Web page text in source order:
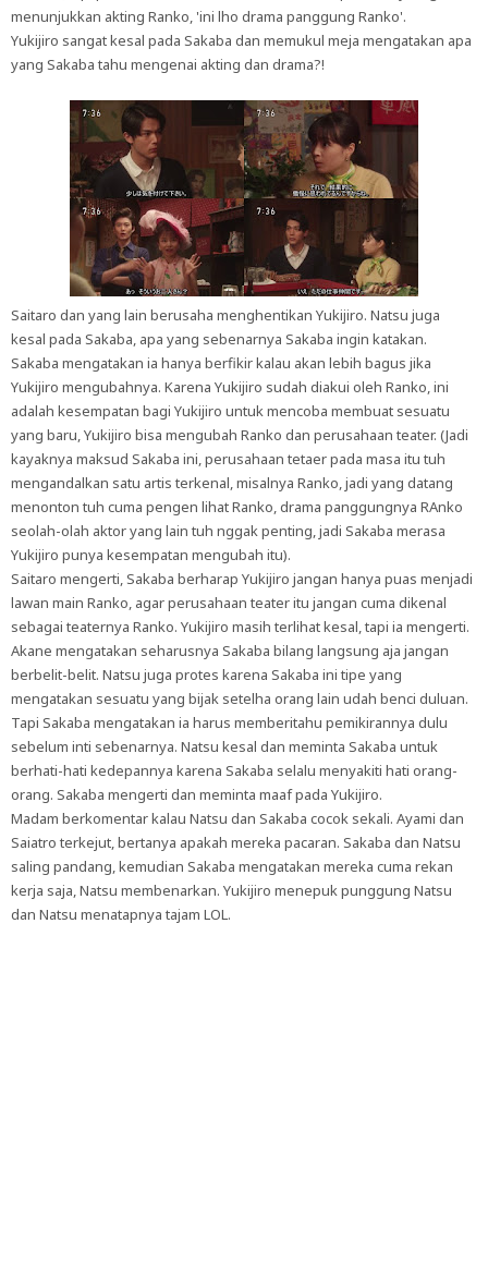
menunjukkan akting Ranko, 'ini lho drama panggung Ranko'.
Yukijiro sangat kesal pada Sakaba dan memukul meja mengatakan apa
yang Sakaba tahu mengenai akting dan drama?!
Saitaro dan yang lain berusaha menghentikan Yukijiro. Natsu juga
kesal pada Sakaba, apa yang sebenarnya Sakaba ingin katakan.
Sakaba mengatakan ia hanya berfikir kalau akan lebih bagus jika
Yukijiro mengubahnya. Karena Yukijiro sudah diakui oleh Ranko, ini
adalah kesempatan bagi Yukijiro untuk mencoba membuat sesuatu
yang baru, Yukijiro bisa mengubah Ranko dan perusahaan teater. (Jadi
kayaknya maksud Sakaba ini, perusahaan tetaer pada masa itu tuh
mengandalkan satu artis terkenal, misalnya Ranko, jadi yang datang
menonton tuh cuma pengen lihat Ranko, drama panggungnya RAnko
seolah-olah aktor yang lain tuh nggak penting, jadi Sakaba merasa
Yukijiro punya kesempatan mengubah itu).
Saitaro mengerti, Sakaba berharap Yukijiro jangan hanya puas menjadi
lawan main Ranko, agar perusahaan teater itu jangan cuma dikenal
sebagai teaternya Ranko. Yukijiro masih terlihat kesal, tapi ia mengerti.
Akane mengatakan seharusnya Sakaba bilang langsung aja jangan
berbelit-belit. Natsu juga protes karena Sakaba ini tipe yang
mengatakan sesuatu yang bijak setelha orang lain udah benci duluan.
Tapi Sakaba mengatakan ia harus memberitahu pemikirannya dulu
sebelum inti sebenarnya. Natsu kesal dan meminta Sakaba untuk
berhati-hati kedepannya karena Sakaba selalu menyakiti hati orang-
orang. Sakaba mengerti dan meminta maaf pada Yukijiro.
Madam berkomentar kalau Natsu dan Sakaba cocok sekali. Ayami dan
Saiatro terkejut, bertanya apakah mereka pacaran. Sakaba dan Natsu
saling pandang, kemudian Sakaba mengatakan mereka cuma rekan
kerja saja, Natsu membenarkan. Yukijiro menepuk punggung Natsu
dan Natsu menatapnya tajam LOL.